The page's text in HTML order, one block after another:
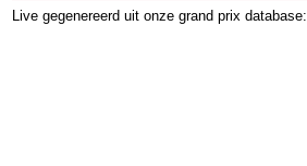
Live gegenereerd uit onze grand prix database: